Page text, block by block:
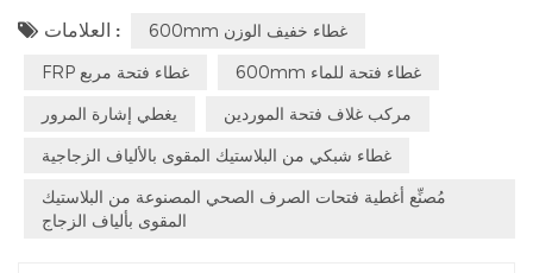
العلامات : 600mm غطاء خفيف الوزن
FRP غطاء فتحة مربع 600mm غطاء فتحة للماء
يغطي إشارة المرور مركب غلاف فتحة الموردين
غطاء شبكي من البلاستيك المقوى بالألياف الزجاجية
مُصنِّع أغطية فتحات الصرف الصحي المصنوعة من البلاستيك
المقوى بألياف الزجاج